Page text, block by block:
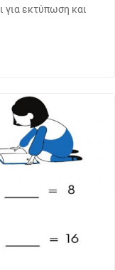
για εκτύπωση και